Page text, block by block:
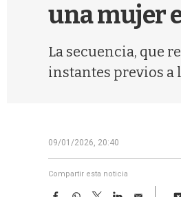
una mujer
La secuencia, que
instantes previos a
09/01/2026, 20:40
Compartir esta noticia
F
W
T
L
E